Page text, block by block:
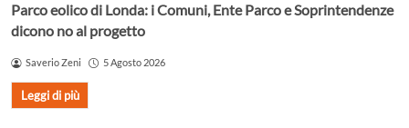
Parco eolico di Londa: i Comuni, Ente Parco e Soprintendenze
dicono no al progetto
Saverio Zeni 5 Agosto 2026
Leggi di più